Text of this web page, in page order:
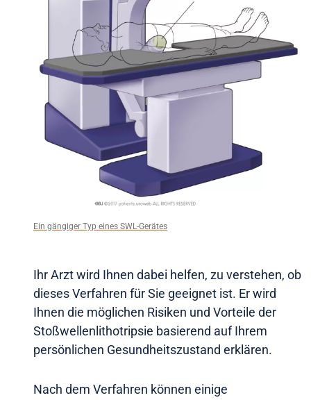
Ein gängiger Typ eines SWL-Gerätes
Ihr Arzt wird Ihnen dabei helfen, zu verstehen, ob
dieses Verfahren für Sie geeignet ist. Er wird
Ihnen die möglichen Risiken und Vorteile der
Stoßwellenlithotripsie basierend auf Ihrem
persönlichen Gesundheitszustand erklären.
Nach dem Verfahren können einige